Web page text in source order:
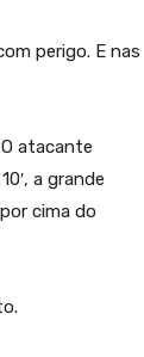
perigo. E nas
atacante
a grande
cima do